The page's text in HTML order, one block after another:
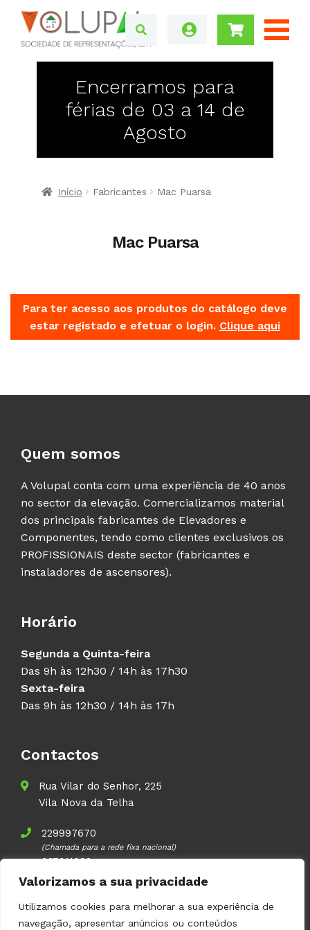
Valorizamos a sua privacidade
Utilizamos cookies para melhorar a sua experiência de
navegação, apresentar anúncios ou conteúdos
Encerramos para
férias de 03 a 14 de
Agosto
Início Fabricantes Mac Puarsa
Mac Puarsa
Para ter acesso aos produtos do catálogo deve
estar registado e efetuar o login. Clique aqui
Quem somos
A Volupal conta com uma experiência de 40 anos
no sector da elevação. Comercializamos material
dos principais fabricantes de Elevadores e
Componentes, tendo como clientes exclusivos os
PROFISSIONAIS deste sector (fabricantes e
instaladores de ascensores).
Horário
Segunda a Quinta-feira
Das 9h às 12h30 / 14h às 17h30
Sexta-feira
Das 9h às 12h30 / 14h às 17h
Contactos
Rua Vilar do Senhor, 225
Vila Nova da Telha
229997670
(Chamada para a rede fixa nacional)
937911083
(Chamada para a rede móvel nacional)
geral@volupal.pt